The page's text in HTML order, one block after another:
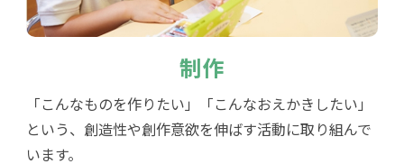
制作
「こんなものを作りたい」「こんなおえかきしたい」
という、創造性や創作意欲を伸ばす活動に取り組んで
います。